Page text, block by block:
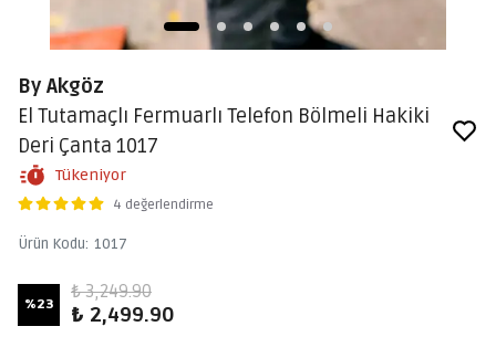
By Akgöz
El Tutamaçlı Fermuarlı Telefon Bölmeli Hakiki
Deri Çanta 1017
Tükeniyor
4 değerlendirme
Ürün Kodu: 1017
%23
₺ 3,249.90
₺ 2,499.90